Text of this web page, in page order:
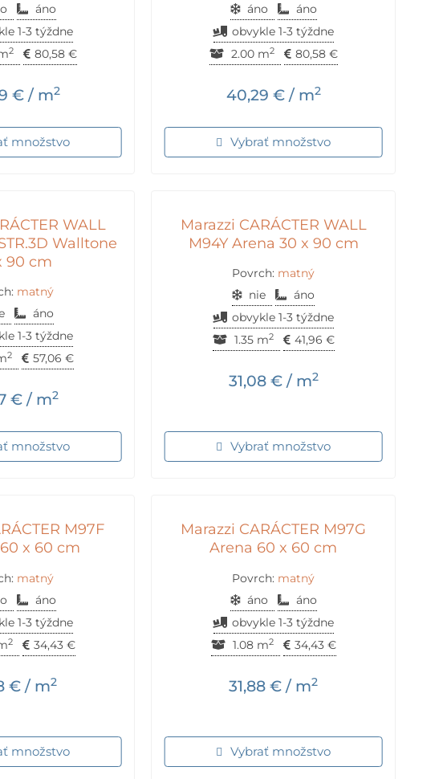
áno
1-3 týždne
2 80,58 €
€/ m2
množstvo
áno
áno
obvykle 1-3 týždne
2.00 m2 80,58 €
40,29 €/ m2
Vybrať množstvo
WALL
Walltone
90 cm
matný
áno
1-3 týždne
2 57,06 €
€ / m2
množstvo
Marazzi CARÁCTER WALL
M94Y Arena 30 x 90 cm
Povrch: matný
nie
áno
obvykle 1-3 týždne
1.35 m2 41,96 €
31,08 €/ m2
Vybrať množstvo
M97F
x 60 cm
matný
áno
1-3 týždne
2 34,43 €
€ / m2
množstvo
Marazzi CARÁCTER M97G
Arena 60 x 60 cm
Povrch: matný
áno
áno
obvykle 1-3 týždne
1.08 m2 34,43 €
31,88 € / m2
Vybrať množstvo